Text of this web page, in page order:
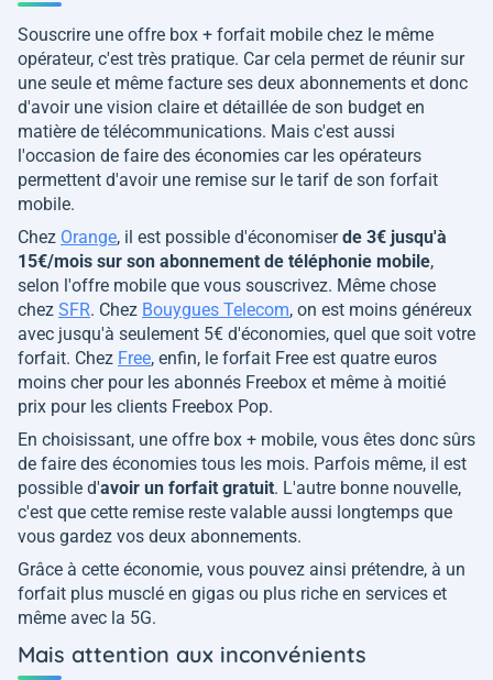
Souscrire une offre box + forfait mobile chez le même
opérateur, c'est très pratique. Car cela permet de réunir sur
une seule et même facture ses deux abonnements et donc
d'avoir une vision claire et détaillée de son budget en
matière de télécommunications. Mais c'est aussi
l'occasion de faire des économies car les opérateurs
permettent d'avoir une remise sur le tarif de son forfait
mobile.
Chez Orange, il est possible d'économiserde 3€ jusqu'à
15€/mois sur son abonnement de téléphonie mobile,
selon l'offre mobile que vous souscrivez. Même chose
chez SFR. Chez Bouygues Telecom, on est moins généreux
avec jusqu'à seulement 5€ d'économies, quel que soit votre
forfait. Chez Free, enfin, le forfait Free est quatre euros
moins cher pour les abonnés Freebox et même à moitié
prix pour les clients Freebox Pop.
En choisissant, une offre box + mobile, vous êtes donc sûrs
de faire des économies tous les mois. Parfois même, il est
possible d'avoir un forfait gratuit. L'autre bonne nouvelle,
c'est que cette remise reste valable aussi longtemps que
vous gardez vos deux abonnements.
Grâce à cette économie, vous pouvez ainsi prétendre, à un
forfait plus musclé en gigas ou plus riche en services et
même avec la 5G.
Mais attention aux inconvénients